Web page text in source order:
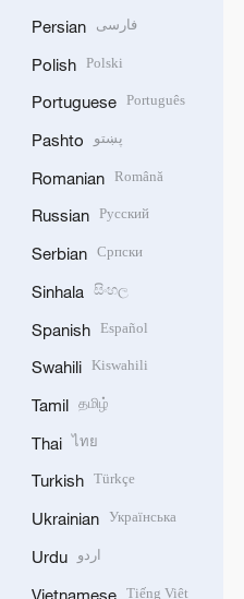
Persian فارسی
Polish Polski
Portuguese Português
Pashto پښتو
Romanian Română
Russian Русский
Serbian Српски
Sinhala සිංහල
Spanish Español
Swahili Kiswahili
Tamil தமிழ்
Thai ไทย
Turkish Türkçe
Ukrainian Українська
Urdu اردو
Vietnamese Tiếng Việt